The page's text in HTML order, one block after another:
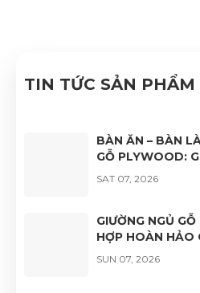
TIN TỨC SẢN PHẨM
BÀN ĂN – BÀN
GỖ PLYWOOD:
BỀN ĐẸP, HIỆN
SAT 07, 2026
GIƯỜNG NGỦ
HỢP HOÀN HẢO
BỀN VÀ TÍNH
SUN 07, 2026